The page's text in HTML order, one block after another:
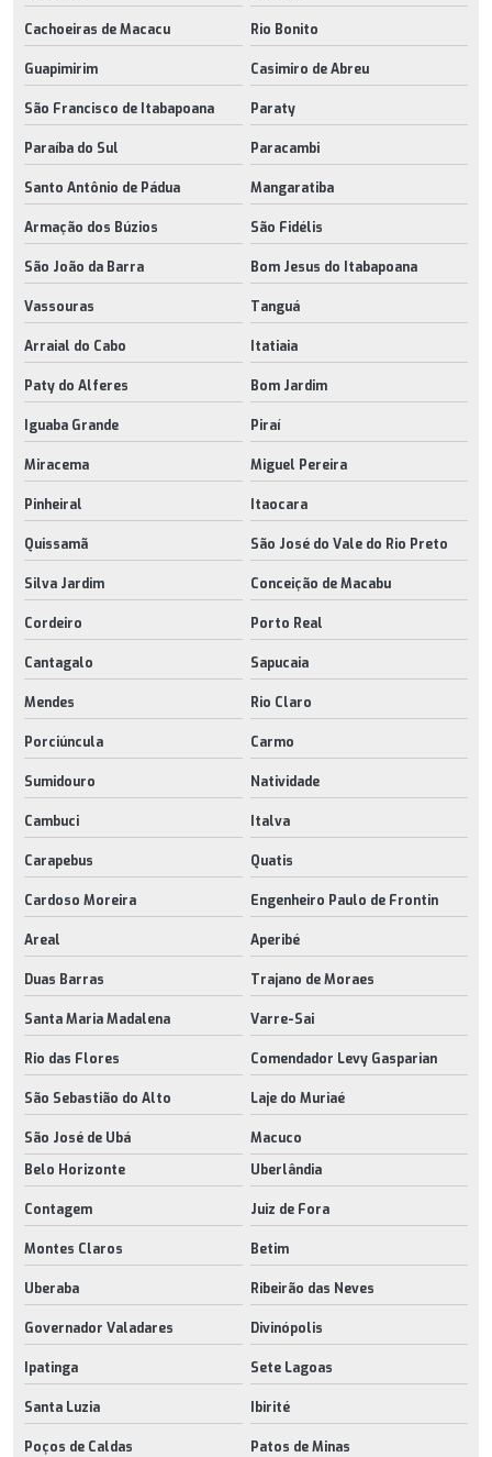
Cachoeiras de Macacu Rio Bonito
Guapimirim Casimiro de Abreu
São Francisco de Itabapoana Paraty
Paraíba do Sul Paracambi
Santo Antônio de Pádua Mangaratiba
Armação dos Búzios São Fidélis
São João da Barra Bom Jesus do Itabapoana
Vassouras Tanguá
Arraial do Cabo Itatiaia
Paty do Alferes Bom Jardim
Iguaba Grande Piraí
Miracema Miguel Pereira
Pinheiral Itaocara
Quissamã São José do Vale do Rio Preto
Silva Jardim Conceição de Macabu
Cordeiro Porto Real
Cantagalo Sapucaia
Mendes Rio Claro
Porciúncula Carmo
Sumidouro Natividade
Cambuci Italva
Carapebus Quatis
Cardoso Moreira Engenheiro Paulo de Frontin
Areal Aperibé
Duas Barras Trajano de Moraes
Santa Maria Madalena Varre-Sai
Rio das Flores Comendador Levy Gasparian
São Sebastião do Alto Laje do Muriaé
São José de Ubá
Macuco
Belo Horizonte
Uberlândia
Contagem Juiz de Fora
Montes Claros Betim
Uberaba Ribeirão das Neves
Governador Valadares Divinópolis
Ipatinga Sete Lagoas
Santa Luzia Ibirité
Poços de Caldas Patos de Minas